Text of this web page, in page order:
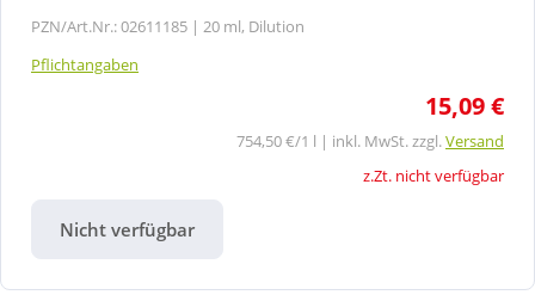
PZN/Art.Nr.: 02611185 | 20 ml, Dilution
Pflichtangaben
15,09 €
754,50 €/1 l | inkl. MwSt. zzgl.Versand
z.Zt. nicht verfügbar
Nicht verfügbar